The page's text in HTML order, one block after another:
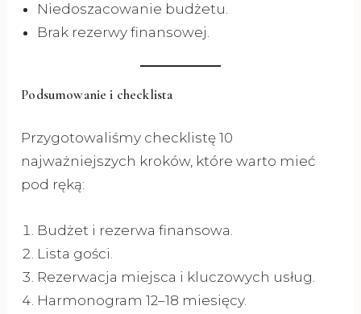
Niedoszacowanie budżetu.
Brak rezerwy finansowej.
Podsumowanie i checklista
Przygotowaliśmy checklistę 10
najważniejszych kroków, które warto mieć
pod ręką:
Budżet i rezerwa finansowa.
Lista gości.
Rezerwacja miejsca i kluczowych usług.
Harmonogram 12–18 miesięcy.